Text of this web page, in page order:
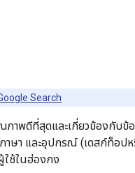
Search
ภาพดีที่สุดและเกี่ยวข้องกับข้
าษา และอุปกรณ์ (เดสก์ท็อป
ใช้ในฮ่องกง